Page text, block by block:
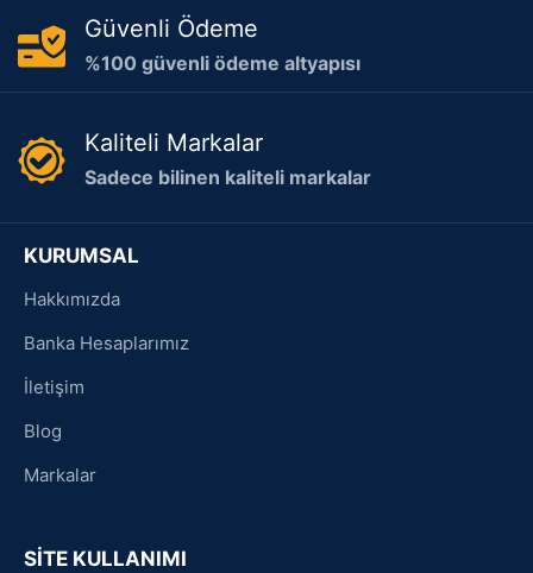
Güvenli Ödeme
%100 güvenli ödeme altyapısı
Kaliteli Markalar
Sadece bilinen kaliteli markalar
KURUMSAL
Hakkımızda
Banka Hesaplarımız
İletişim
Blog
Markalar
SİTE KULLANIMI